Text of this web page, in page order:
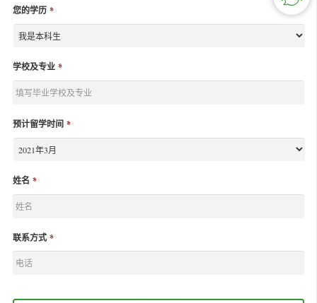
您的学历 *
学校及专业 *
预计留学时间 *
姓名 *
联系方式 *